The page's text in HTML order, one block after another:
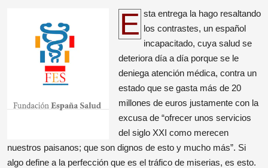
Esta entrega la hago resaltando los contrastes, un español
incapacitado, cuya salud se
deteriora día a día porque se le
deniega atención médica, contra un
estado que se gasta más de 20
millones de euros justamente con la
excusa de “ofrecer unos servicios
del siglo XXI como merecen
nuestros paisanos; que son dignos de esto y mucho más”. Si
algo define a la perfección que es el tráfico de miserias, es esto.